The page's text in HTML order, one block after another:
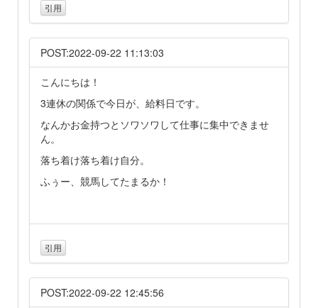
引用
POST:2022-09-22 11:13:03
こんにちは！
3連休の関係で今日が、給料日です。
なんかお金持つとソワソワして仕事に集中できませ
ん。
落ち着け落ち着け自分。
ふぅー、競馬してたまるか！
引用
POST:2022-09-22 12:45:56